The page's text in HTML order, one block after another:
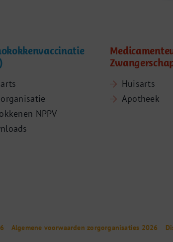
NPPV
Huisarts
Apotheek
Algemene voorwaarden zorgorganisaties 2026